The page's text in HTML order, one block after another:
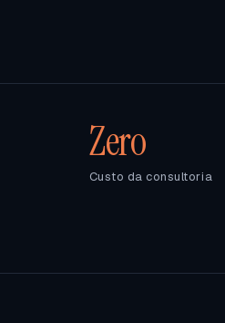
Zero
Custo da consultoria